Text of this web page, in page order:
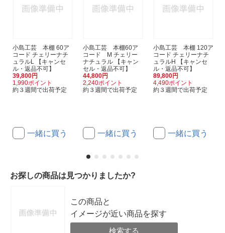
小島工芸 本棚 60ア
コード チェリーナチ
ュラルL 【キャンセ
ル・返品不可】
39,800円
1,990ポイント
約３週間で出荷予定
一緒に買う
小島工芸 本棚60ア
コード M チェリー
ナチュラル 【キャン
セル・返品不可】
44,800円
2,240ポイント
約３週間で出荷予定
一緒に買う
小島工芸 本棚 120ア
コード チェリーナチ
ュラルH 【キャンセ
ル・返品不可】
89,800円
4,490ポイント
約３週間で出荷予定
一緒に買う
お探しの商品は見つかりましたか?
この商品と
イメージが近い商品を探す
検索する